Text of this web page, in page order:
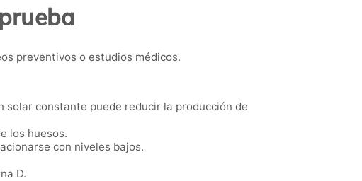
preventivos o estudios médicos.
constante puede reducir la producción de
los huesos.
con niveles bajos.
D.